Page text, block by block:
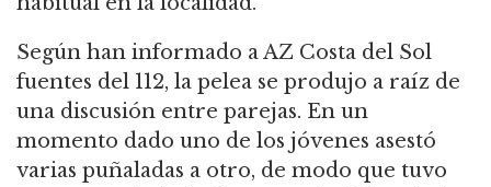
Según han informado a AZ Costa del Sol
fuentes del 112, la pelea se produjo a raíz de
una discusión entre parejas. En un
momento dado uno de los jóvenes asestó
varias puñaladas a otro, de modo que tuvo